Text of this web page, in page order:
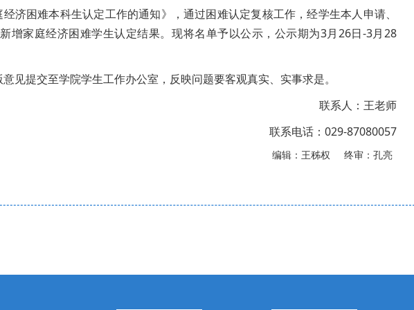
济困难本科生认定工作的通知》，通过困难认定复核工作，经学生本人申请、
增家庭经济困难学生认定结果。现将名单予以公示，公示期为3月26日-3月28
见提交至学院学生工作办公室，反映问题要客观真实、实事求是。
联系人：王老师
联系电话：029-87080057
编辑：王秭权 终审：孔亮